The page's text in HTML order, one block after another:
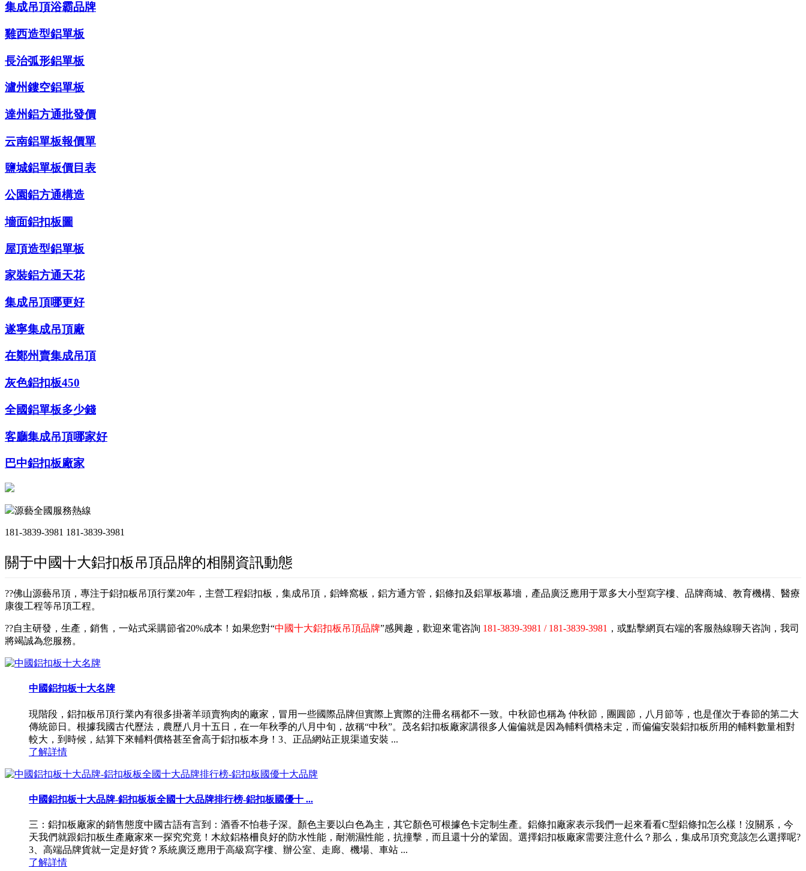
集成吊頂浴霸品牌
雞西造型鋁單板
長治弧形鋁單板
瀘州鏤空鋁單板
達州鋁方通批發價
云南鋁單板報價單
鹽城鋁單板價目表
公園鋁方通構造
墻面鋁扣板圖
屋頂造型鋁單板
家裝鋁方通天花
集成吊頂哪更好
遂寧集成吊頂廠
在鄭州賣集成吊頂
灰色鋁扣板450
全國鋁單板多少錢
客廳集成吊頂哪家好
巴中鋁扣板廠家
源藝全國服務熱線
181-3839-3981 181-3839-3981
關于中國十大鋁扣板吊頂品牌的相關資訊動態
??佛山源藝吊頂，專注于鋁扣板吊頂行業20年，主營工程鋁扣板，集成吊頂，鋁蜂窩板，鋁方通方管，鋁條扣及鋁單板幕墻，產品廣泛應用于眾多大小型寫字樓、品牌商城、教育機構、醫療
康復工程等吊頂工程。
??自主研發，生產，銷售，一站式采購節省20%成本！如果您對“中國十大鋁扣板吊頂品牌”感興趣，歡迎來電咨詢 181-3839-3981 / 181-3839-3981 ，或點擊網頁右端的客服熱線聊天咨詢，我司
將竭誠為您服務。
中國鋁扣板十大名牌
現階段，鋁扣板吊頂行業內有很多掛著羊頭賣狗肉的廠家，冒用一些國際品牌但實際上實際的注冊名稱都不一致。中秋節也稱為 仲秋節，團圓節，八月節等，也是僅次于春節的第二大
傳統節日。根據我國古代歷法，農歷八月十五日，在一年秋季的八月中旬，故稱“中秋”。茂名鋁扣板廠家講很多人偏偏就是因為輔料價格未定，而偏偏安裝鋁扣板所用的輔料數量相對
較大，到時候，結算下來輔料價格甚至會高于鋁扣板本身！3、正品網站正規渠道安裝 ...
了解詳情
中國鋁扣板十大品牌-鋁扣板板全國十大品牌排行榜-鋁扣板國優十 ...
三：鋁扣板廠家的銷售態度中國古語有言到：酒香不怕巷子深。顏色主要以白色為主，其它顏色可根據色卡定制生產。鋁條扣廠家表示我們一起來看看C型鋁條扣怎么樣！沒關系，今
天我們就跟鋁扣板生產廠家來一探究究竟！木紋鋁格柵良好的防水性能，耐潮濕性能，抗撞擊，而且還十分的鞏固。選擇鋁扣板廠家需要注意什么？那么，集成吊頂究竟該怎么選擇呢?
3、高端品牌貨就一定是好貨？系統廣泛應用于高級寫字樓、辦公室、走廊、機場、車站 ...
了解詳情